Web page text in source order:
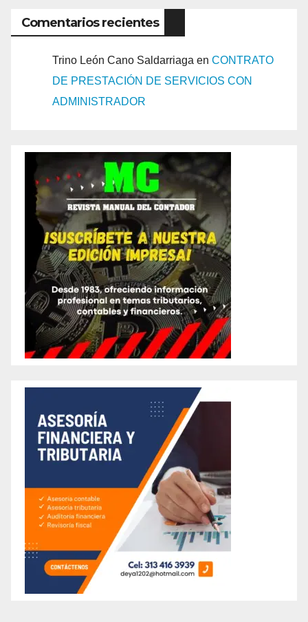
Comentarios recientes
Trino León Cano Saldarriaga en CONTRATO
DE PRESTACIÓN DE SERVICIOS CON
ADMINISTRADOR